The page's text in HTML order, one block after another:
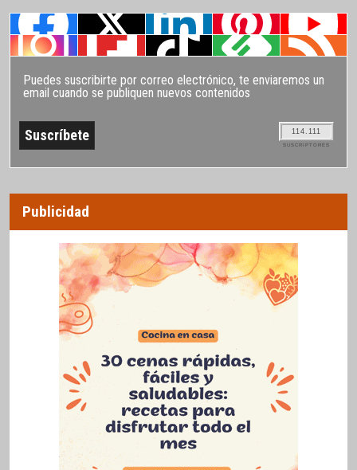
Puedes suscribirte por correo electrónico, te enviaremos un
email cuando se publiquen nuevos contenidos
114.111
SUSCRIPTORES
Publicidad